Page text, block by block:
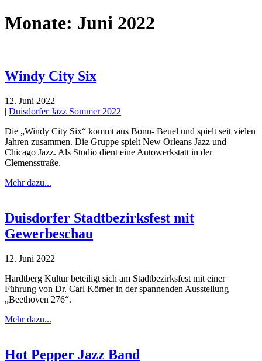
Monate: Juni 2022
Windy City Six
12. Juni 2022
| Duisdorfer Jazz Sommer 2022
Die „Windy City Six“ kommt aus Bonn- Beuel und spielt seit vielen
Jahren zusammen. Die Gruppe spielt New Orleans Jazz und
Chicago Jazz. Als Studio dient eine Autowerkstatt in der
Clemensstraße.
Mehr dazu...
Duisdorfer Stadtbezirksfest mit
Gewerbeschau
12. Juni 2022
Hardtberg Kultur beteiligt sich am Stadtbezirksfest mit einer
Führung von Dr. Carl Körner in der spannenden Ausstellung
„Beethoven 276“.
Mehr dazu...
Hot Pepper Jazz Band